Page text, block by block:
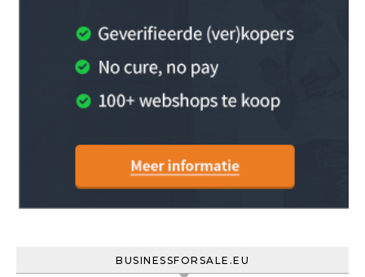
BUSINESSFORSALE.EU